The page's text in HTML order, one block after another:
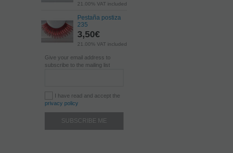
21.00% VAT included
Pestaña postiza
235
3,50€
21.00% VAT included
Give your email address to
subscribe to the mailing list
I have read and accept the
privacy policy